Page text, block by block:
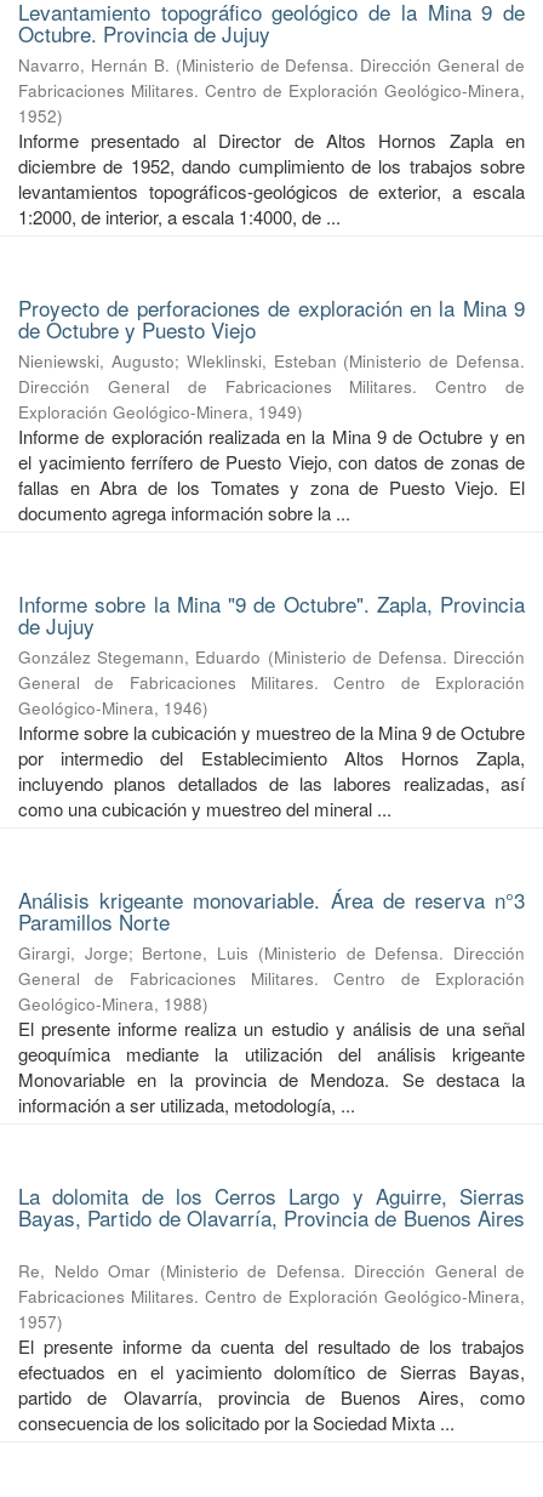
Levantamiento topográfico geológico de la Mina 9 de
Octubre. Provincia de Jujuy
Navarro, Hernán B. (Ministerio de Defensa. Dirección General de
Fabricaciones Militares. Centro de Exploración Geológico-Minera,
1952)
Informe presentado al Director de Altos Hornos Zapla en
diciembre de 1952, dando cumplimiento de los trabajos sobre
levantamientos topográficos-geológicos de exterior, a escala
1:2000, de interior, a escala 1:4000, de ...
Proyecto de perforaciones de exploración en la Mina 9
de Octubre y Puesto Viejo
Nieniewski, Augusto; Wleklinski, Esteban (Ministerio de Defensa.
Dirección General de Fabricaciones Militares. Centro de
Exploración Geológico-Minera, 1949)
Informe de exploración realizada en la Mina 9 de Octubre y en
el yacimiento ferrífero de Puesto Viejo, con datos de zonas de
fallas en Abra de los Tomates y zona de Puesto Viejo. El
documento agrega información sobre la ...
Informe sobre la Mina "9 de Octubre". Zapla, Provincia
de Jujuy
González Stegemann, Eduardo (Ministerio de Defensa. Dirección
General de Fabricaciones Militares. Centro de Exploración
Geológico-Minera, 1946)
Informe sobre la cubicación y muestreo de la Mina 9 de Octubre
por intermedio del Establecimiento Altos Hornos Zapla,
incluyendo planos detallados de las labores realizadas, así
como una cubicación y muestreo del mineral ...
Análisis krigeante monovariable. Área de reserva n°3
Paramillos Norte
Girargi, Jorge; Bertone, Luis (Ministerio de Defensa. Dirección
General de Fabricaciones Militares. Centro de Exploración
Geológico-Minera, 1988)
El presente informe realiza un estudio y análisis de una señal
geoquímica mediante la utilización del análisis krigeante
Monovariable en la provincia de Mendoza. Se destaca la
información a ser utilizada, metodología, ...
La dolomita de los Cerros Largo y Aguirre, Sierras
Bayas, Partido de Olavarría, Provincia de Buenos Aires
Re, Neldo Omar (Ministerio de Defensa. Dirección General de
Fabricaciones Militares. Centro de Exploración Geológico-Minera,
1957)
El presente informe da cuenta del resultado de los trabajos
efectuados en el yacimiento dolomítico de Sierras Bayas,
partido de Olavarría, provincia de Buenos Aires, como
consecuencia de los solicitado por la Sociedad Mixta ...